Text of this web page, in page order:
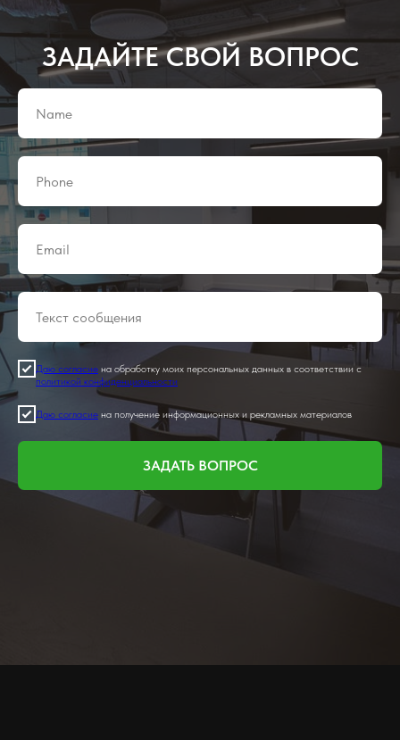
ЗАДАЙТЕ СВОЙ ВОПРОС
Даю согласие на обработку моих персональных данных в соответствии с
политикой конфиденциальности
Даю согласие на получение информационных и рекламных материалов
ЗАДАТЬ ВОПРОС